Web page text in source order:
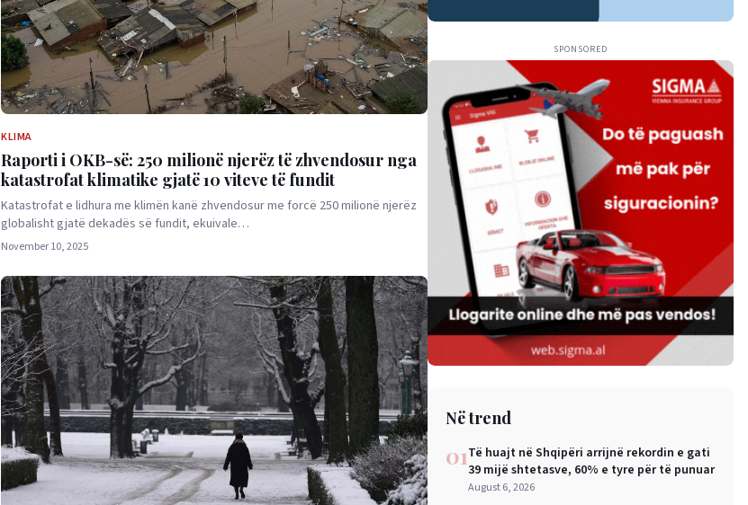
KLIMA
Raporti i OKB-së: 250 milionë njerëz të zhvendosur nga
katastrofat klimatike gjatë 10 viteve të fundit
Katastrofat e lidhura me klimën kanë zhvendosur me forcë 250 milionë njerëz
globalisht gjatë dekadës së fundit, ekuivale…
November 10, 2025
SPONSORED
Në trend
01Të huajt në Shqipëri arrijnë rekordin e gati
39 mijë shtetasve, 60% e tyre për të punuar
August 6, 2026